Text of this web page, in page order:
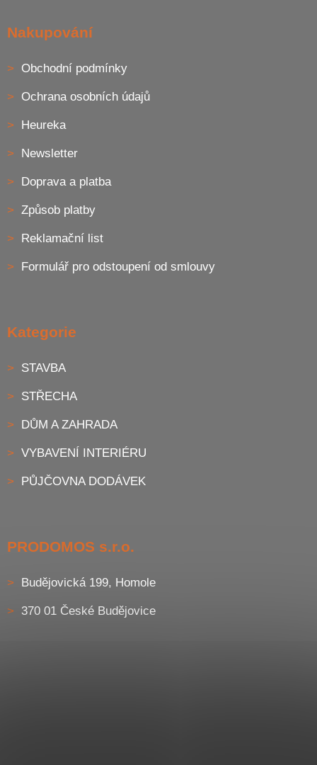
Nakupování
Obchodní podmínky
Ochrana osobních údajů
Heureka
Newsletter
Doprava a platba
Způsob platby
Reklamační list
Formulář pro odstoupení od smlouvy
Kategorie
STAVBA
STŘECHA
DŮM A ZAHRADA
VYBAVENÍ INTERIÉRU
PŮJČOVNA DODÁVEK
PRODOMOS s.r.o.
Budějovická 199, Homole
370 01 České Budějovice